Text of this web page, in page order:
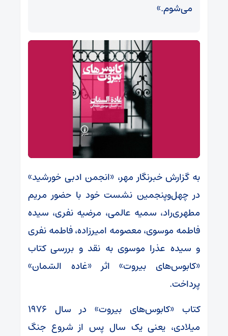
می‌شوم.»
به گزارش خبرنگار مهر، «انجمن ادبی خورشید»
در چهل‌وپنجمین نشست خود با حضور مریم
مطهری‌راد، سمیه عالمی، مرضیه نفری، سیده
فاطمه موسوی، معصومه امیرزاده، فاطمه نفری
و سیده عذرا موسوی به نقد و بررسی کتاب
«کابوس‌های بیروت» اثر «غاده السّمان»
پرداخت.
کتاب «کابوس‌های بیروت» در سال ۱۹۷۶
میلادی، یعنی یک سال پس از شروع جنگ